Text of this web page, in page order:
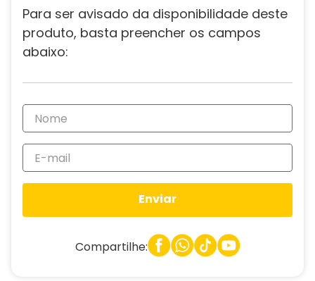
Para ser avisado da disponibilidade deste
produto, basta preencher os campos
abaixo:
Enviar
Compartilhe: